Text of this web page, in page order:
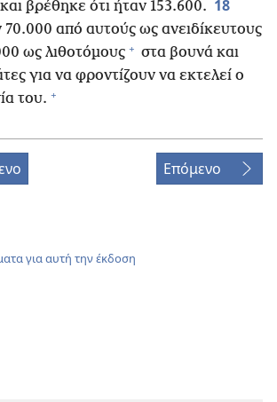
και βρέθηκε ότι ήταν 153.600. 18
70.000 από αυτούς ως ανειδίκευτους
ως λιθοτόμους + στα βουνά και
για να φροντίζουν να εκτελεί ο
του. +
Επόμενο
για αυτή την έκδοση